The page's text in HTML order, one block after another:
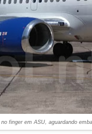
no finger em ASU, aguardando